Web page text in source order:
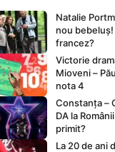
Natalie
nou
francez?
Victorie
Mioveni –
nota 4
Constanța –
DA la
primit?
La 20 de ani